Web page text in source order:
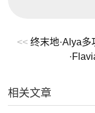
<< 终末地·Alya
相关文章